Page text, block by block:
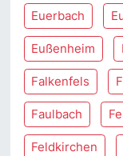
Euerbach
Eußenheim
Falkenfels
Faulbach
Feldkirchen